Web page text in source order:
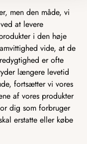
men den måde, vi
at levere
i den høje
vide, at de
er ofte
længere levetid
fortsætter vi vores
af vores produkter
dig som forbruger
erstatte eller købe